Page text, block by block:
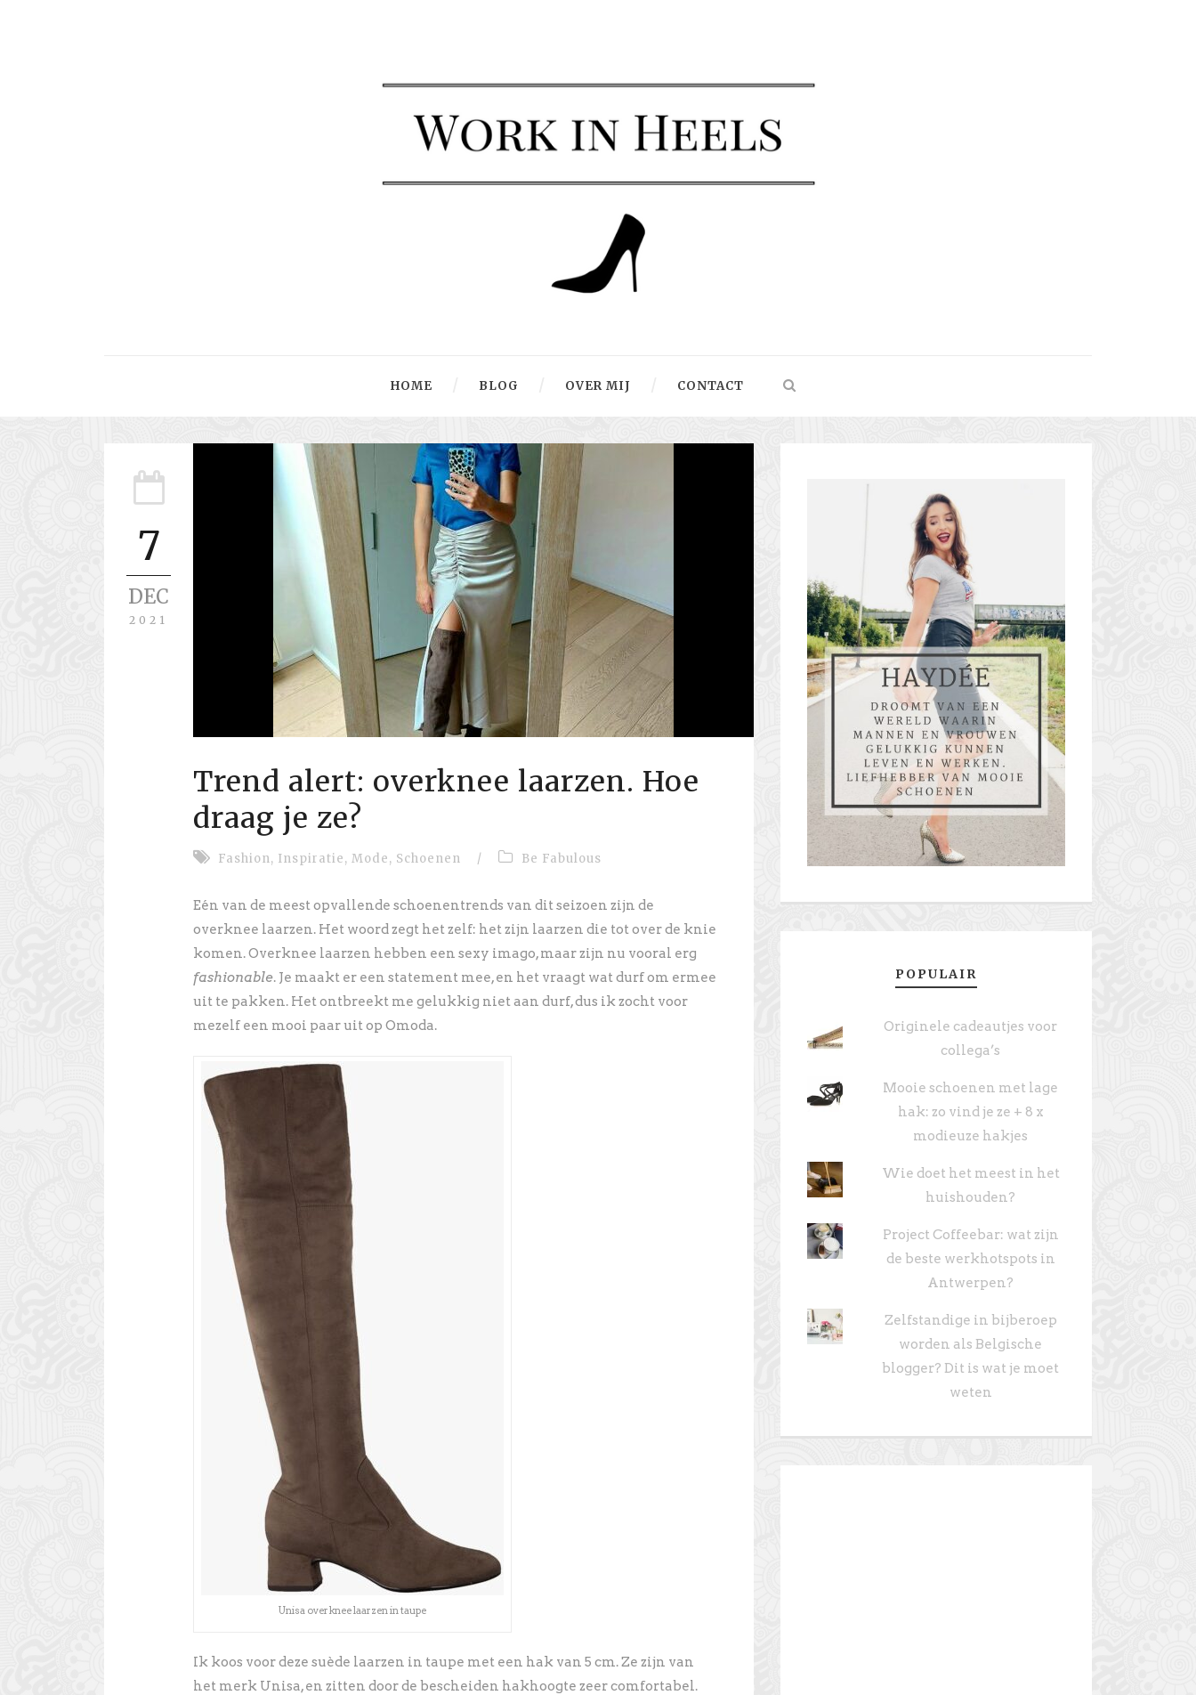
HOME BLOG OVER MIJ CONTACT
7
DEC
2021
Trend alert: overknee laarzen. Hoe
draag je ze?
Fashion, Inspiratie, Mode, Schoenen / Be Fabulous
Eén van de meest opvallende schoenentrends van dit seizoen zijn de
overknee laarzen. Het woord zegt het zelf: het zijn laarzen die tot over de knie
komen. Overknee laarzen hebben een sexy imago, maar zijn nu vooral erg
fashionable. Je maakt er een statement mee, en het vraagt wat durf om ermee
uit te pakken. Het ontbreekt me gelukkig niet aan durf, dus ik zocht voor
mezelf een mooi paar uit op Omoda.
Unisa overknee laarzen in taupe
Ik koos voor deze suède laarzen in taupe met een hak van 5 cm. Ze zijn van
het merk Unisa, en zitten door de bescheiden hakhoogte zeer comfortabel.
POPULAIR
Originele cadeautjes voor
collega’s
Mooie schoenen met lage
hak: zo vind je ze + 8 x
modieuze hakjes
Wie doet het meest in het
huishouden?
Project Coffeebar: wat zijn
de beste werkhotspots in
Antwerpen?
Zelfstandige in bijberoep
worden als Belgische
blogger? Dit is wat je moet
weten